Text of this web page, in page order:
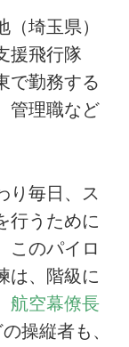
埼玉県）
援飛行隊
で勤務する
管理職など
り毎日、ス
行うために
このパイロ
は、階級に
航空幕僚長
操縦者も、